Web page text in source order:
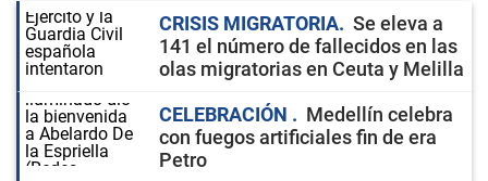
CRISIS MIGRATORIA
Se eleva a
141 el número de fallecidos en las
olas migratorias en Ceuta y Melilla
CELEBRACIÓN
Medellín celebra
con fuegos artificiales fin de era
Petro